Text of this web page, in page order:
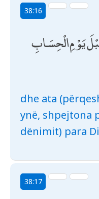
38:16
يَوْمِ الْحِسَابِ
dhe ata
ynë, shpejtona
dënimit) para
38:17